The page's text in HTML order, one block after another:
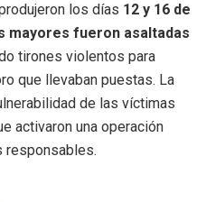
los días 12 y 16 de
mayores fueron asaltadas
tirones violentos para
que llevaban puestas. La
de las víctimas
activaron una operación
responsables.